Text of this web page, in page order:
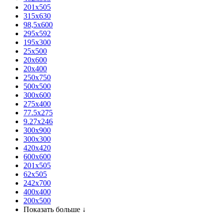
201x505
315x630
98,5х600
295x592
195х300
25x500
20х600
20х400
250x750
500x500
300x600
275x400
77.5х275
9.27x246
300x900
300x300
420х420
600х600
201х505
62х505
242х700
400х400
200х500
Показать больше ↓